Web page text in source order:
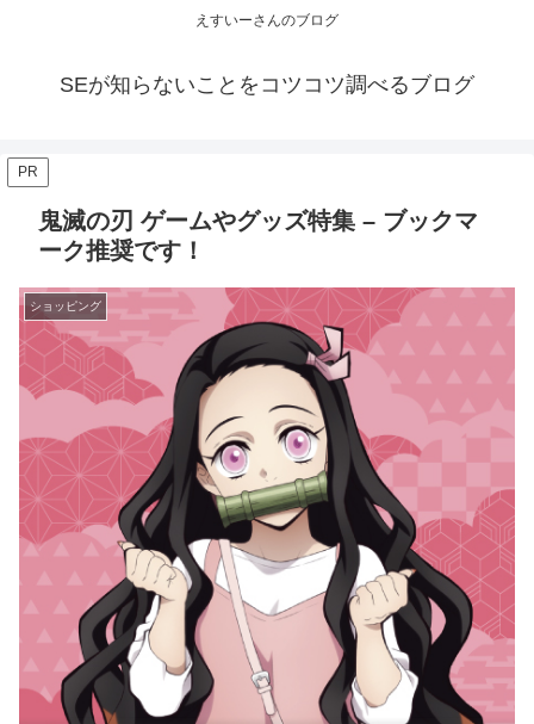
えすいーさんのブログ
SEが知らないことをコツコツ調べるブログ
PR
鬼滅の刃 ゲームやグッズ特集 – ブックマ
ーク推奨です！
ショッピング